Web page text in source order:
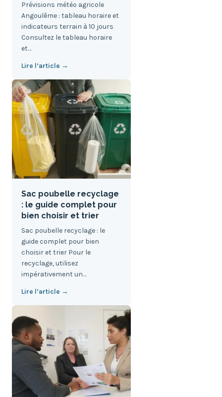
Prévisions météo agricole
Angoulême : tableau horaire et
indicateurs terrain à 10 jours
Consultez le tableau horaire
et…
Lire l’article →
Sac poubelle recyclage
: le guide complet pour
bien choisir et trier
Sac poubelle recyclage : le
guide complet pour bien
choisir et trier Pour le
recyclage, utilisez
impérativement un…
Lire l’article →